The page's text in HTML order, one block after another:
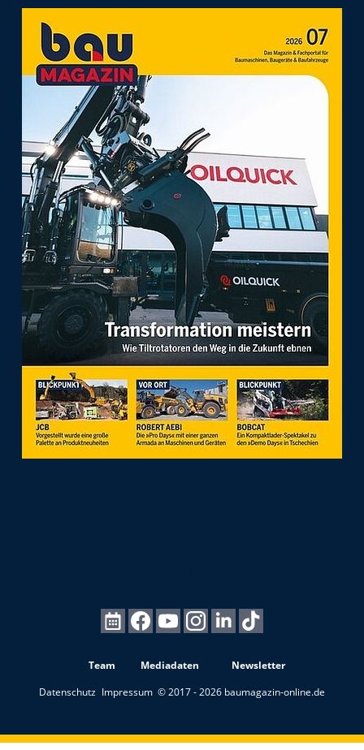
Team Mediadaten
Newsletter
Datenschutz Impressum © 2017 - 2026 baumagazin-online.de